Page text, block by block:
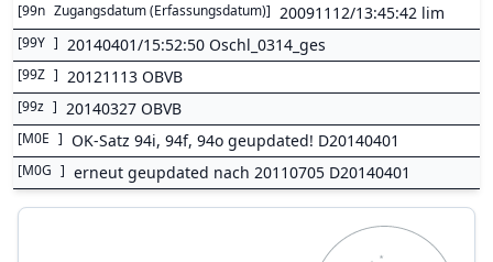
[99n Zugangsdatum (Erfassungsdatum)] 20091112/13:45:42 lim
[99Y ] 20140401/15:52:50 Oschl_0314_ges
[99Z ] 20121113 OBVB
[99z ] 20140327 OBVB
[M0E ] OK-Satz 94i, 94f, 94o geupdated! D20140401
[M0G ] erneut geupdated nach 20110705 D20140401